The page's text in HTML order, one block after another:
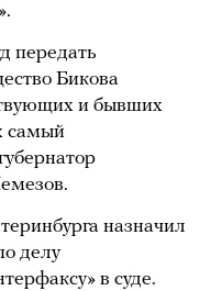
передать
Бикова
и бывших
самый
назначил
делу
в суде.